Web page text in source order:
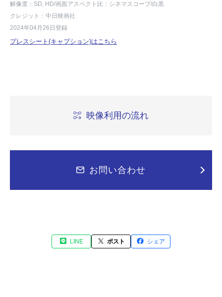
解像度：SD, HD/画面アスペクト比：シネマスコープ/白黒
クレジット：中日映画社
2024年04月26日登録
プレスシート(キャプション)はこちら
映像利用の流れ
お問い合わせ
LINE ポスト シェア